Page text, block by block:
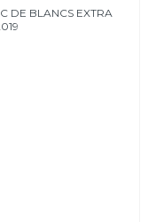
DE BLANCS EXTRA